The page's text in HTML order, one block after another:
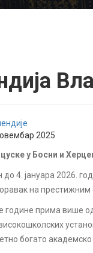
2025
у Босни и
до 4. јануара 2026.
на
године прима више
богато